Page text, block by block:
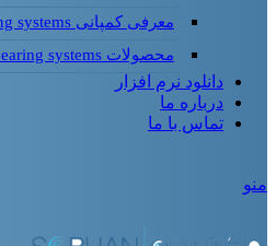
معرفی کمپانی Intelligent hearing systems
محصولات Intelligent hearing systems
دانلود نرم افزار
درباره ما
تماس با ما
منو